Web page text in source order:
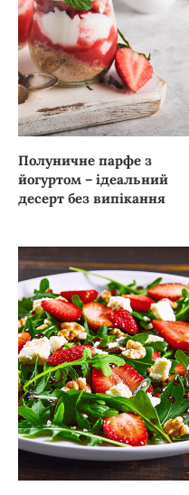
Полуничне парфе з
йогуртом – ідеальний
десерт без випікання